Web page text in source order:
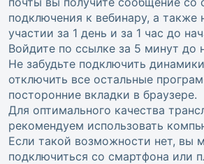
подключения к вебинару, а также
участии за 1 день и за 1 час до
Войдите по ссылке за 5 минут до
Не забудьте подключить
отключить все остальные
посторонние вкладки в браузере.
Для оптимального качества
рекомендуем использовать
Если такой возможности нет, вы
подключиться со смартфона или